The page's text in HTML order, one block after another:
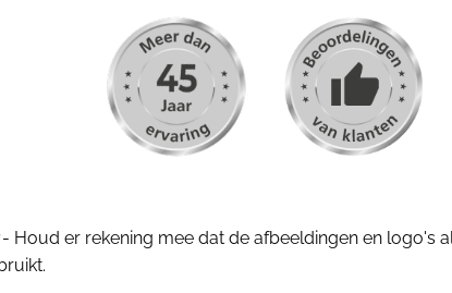
Houd er rekening mee dat de afbeeldingen en logo's